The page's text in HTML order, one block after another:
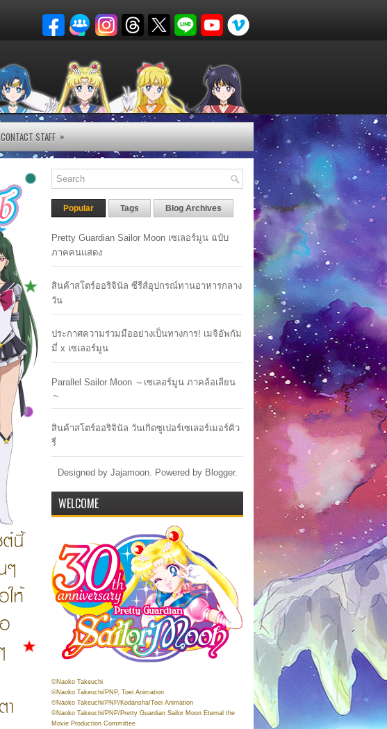
CONTACT STAFF »
Popular Tags Blog Archives
Pretty Guardian Sailor Moon เซเลอร์มูน ฉบับ
ภาคคนแสดง
สินค้าสโตร์ออริจินัล ซีรีส์อุปกรณ์ทานอาหารกลาง
วัน
ประกาศความร่วมมืออย่างเป็นทางการ! เมจิอัพกัม
มี่ x เซเลอร์มูน
Parallel Sailor Moon ～เซเลอร์มูน ภาคล้อเลียน
～
สินค้าสโตร์ออริจินัล วันเกิดซูเปอร์เซเลอร์เมอร์คิว
รี่
Designed by Jajamoon. Powered by Blogger.
WELCOME
©Naoko Takeuchi
©Naoko Takeuchi/PNP, Toei Animation
©Naoko Takeuchi/PNP/Kodansha/Toei Animation
©Naoko Takeuchi/PNP/Pretty Guardian Sailor Moon Eternal the
Movie Production Committee